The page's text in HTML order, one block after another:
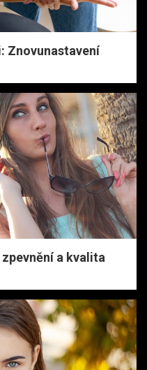
Znovunastavení
a kvalita